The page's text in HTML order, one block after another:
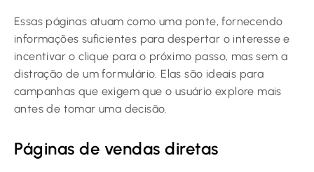
Essas páginas atuam como uma ponte, fornecendo
informações suficientes para despertar o interesse e
incentivar o clique para o próximo passo, mas sem a
distração de um formulário. Elas são ideais para
campanhas que exigem que o usuário explore mais
antes de tomar uma decisão.
Páginas de vendas diretas